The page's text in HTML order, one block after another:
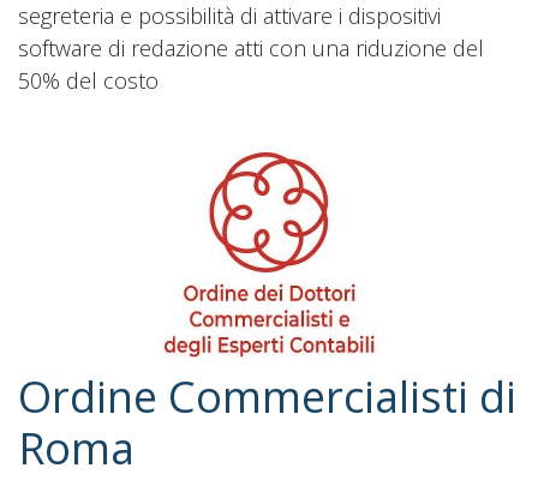
segreteria e possibilità di attivare i dispositivi
software di redazione atti con una riduzione del
50% del costo
Ordine Commercialisti di
Roma